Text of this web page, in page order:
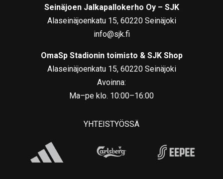
Seinäjoen Jalkapallokerho Oy – SJK
Alaseinäjoenkatu 15, 60220 Seinäjoki
info@sjk.fi
OmaSp Stadionin toimisto & SJK Shop
Alaseinäjoenkatu 15, 60220 Seinäjoki
Avoinna:
Ma–pe klo. 10:00–16:00
YHTEISTYÖSSÄ